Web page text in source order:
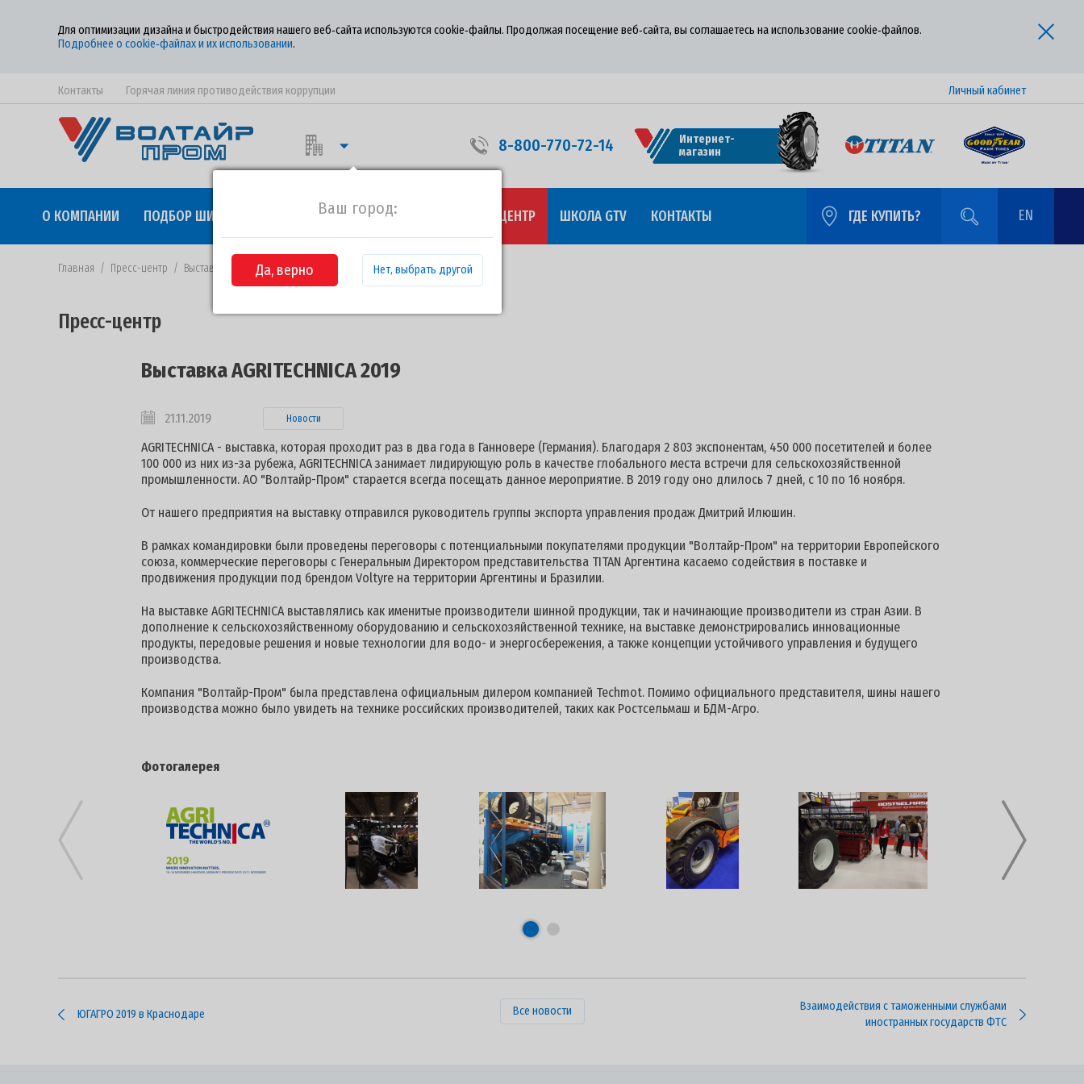
Для оптимизации дизайна и быстродействия нашего веб‑сайта используются cookie‑файлы. Продолжая посещение веб‑сайта, вы соглашаетесь на использование cookie‑файлов.
Подробнее о cookie‑файлах и их использовании.
Контакты Горячая линия противодействия коррупции Личный кабинет
Ваш город:
Да, верно Нет, выбрать другой
8-800-770-72-14
Интернет-
магазин
О КОМПАНИИ ПОДБОР ШИН СОТРУДНИЧЕСТВО ПРЕСС-ЦЕНТР ШКОЛА GTV КОНТАКТЫ ГДЕ КУПИТЬ? EN
Главная / Пресс-центр / Выставка AGRITECHNICA 2019
Пресс-центр
Выставка AGRITECHNICA 2019
21.11.2019 Новости
AGRITECHNICA - выставка, которая проходит раз в два года в Ганновере (Германия). Благодаря 2 803 экспонентам, 450 000 посетителей и более
100 000 из них из-за рубежа, AGRITECHNICA занимает лидирующую роль в качестве глобального места встречи для сельскохозяйственной
промышленности. АО "Волтайр-Пром" старается всегда посещать данное мероприятие. В 2019 году оно длилось 7 дней, с 10 по 16 ноября.
От нашего предприятия на выставку отправился руководитель группы экспорта управления продаж Дмитрий Илюшин.
В рамках командировки были проведены переговоры с потенциальными покупателями продукции "Волтайр-Пром" на территории Европейского
союза, коммерческие переговоры с Генеральным Директором представительства TITAN Аргентина касаемо содействия в поставке и
продвижения продукции под брендом Voltyre на территории Аргентины и Бразилии.
На выставке AGRITECHNICA выставлялись как именитые производители шинной продукции, так и начинающие производители из стран Азии. В
дополнениe к сельскохозяйственному оборудованию и сельскохозяйственной технике, на выставке демонстрировались инновационные
продукты, передовые решения и новые технологии для водо- и энергосбережения, а также концепции устойчивого управления и будущего
производства.
Компания "Волтайр-Пром" была представлена официальным дилером компанией Techmot. Помимо официального представителя, шины нашего
производства можно было увидеть на технике российских производителей, таких как Ростсельмаш и БДМ-Агро.
Фотогалерея
ЮГАГРО 2019 в Краснодаре
Взаимодействия с таможенными службами
иностранных государств ФТС
Все новости